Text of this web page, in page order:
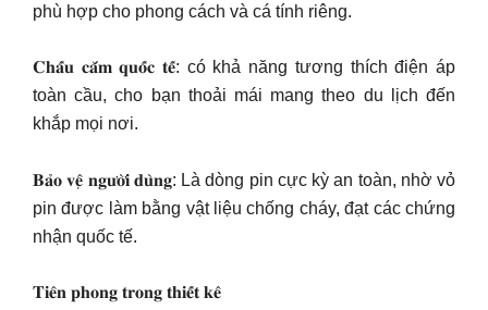
phù hợp cho phong cách và cá tính riêng.
𝐂𝐡𝐚̂́𝐮 𝐜𝐚̆́𝐦 𝐪𝐮𝐨̂́𝐜 𝐭𝐞̂́: có khả năng tương thích điện áp
toàn cầu, cho bạn thoải mái mang theo du lịch đến
khắp mọi nơi.
𝐁𝐚̉𝐨 𝐯𝐞̣̂ 𝐧𝐠𝐮̛𝐨̛̀𝐢 𝐝𝐮̀𝐧𝐠: Là dòng pin cực kỳ an toàn, nhờ vỏ
pin được làm bằng vật liệu chống cháy, đạt các chứng
nhận quốc tế.
𝐓𝐢𝐞̂𝐧 𝐩𝐡𝐨𝐧𝐠 𝐭𝐫𝐨𝐧𝐠 𝐭𝐡𝐢𝐞̂́𝐭 𝐤𝐞̂